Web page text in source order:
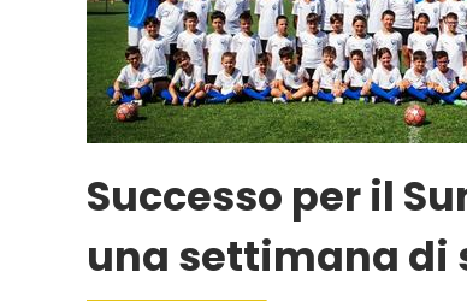
Successo per il
una settimana di